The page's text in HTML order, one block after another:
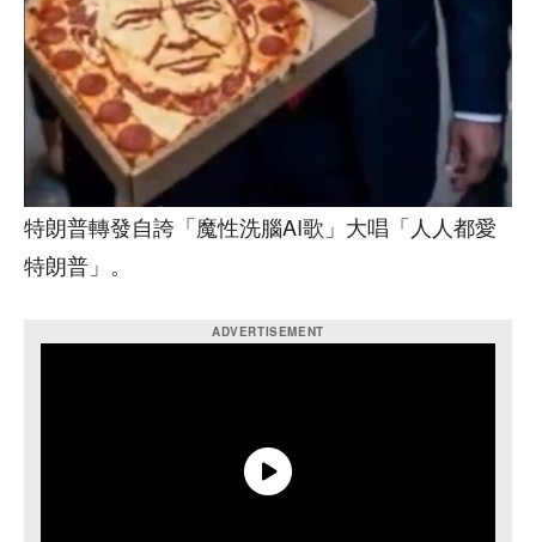
特朗普轉發自誇「魔性洗腦AI歌」大唱「人人都愛
特朗普」。